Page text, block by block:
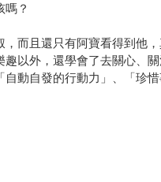
嗎？
而且還只有阿寶看得到他
以外，還學會了去關心、
動自發的行動力」、「珍